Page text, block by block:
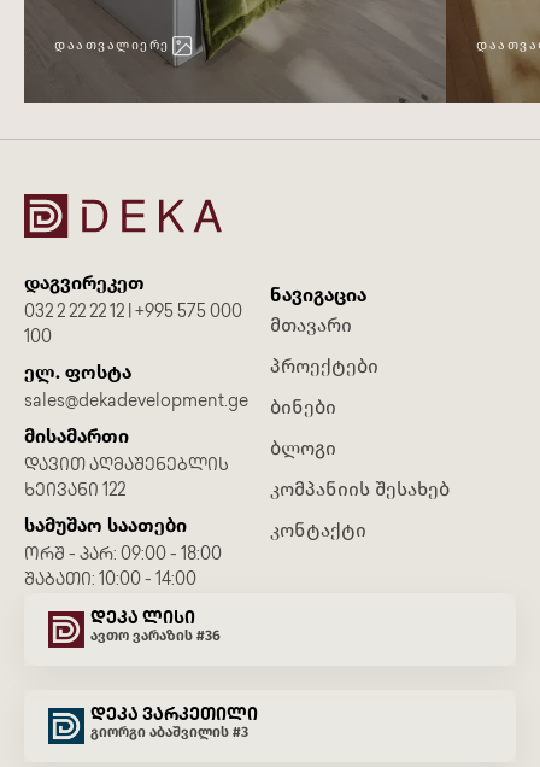
ᲓᲐᲐᲗᲕᲐᲚᲘᲔᲠᲔ
დაგვირეკეთ
032 2 22 22 12 | +995 575 000
100
ელ. ფოსტა
sales@dekadevelopment.ge
მისამართი
ᲓᲐᲕᲘᲗ ᲐᲦᲛᲐᲨᲔᲜᲔᲑᲚᲘᲡ
ᲮᲔᲘᲕᲐᲜᲘ 122
სამუშაო საათები
ᲝᲠᲨ - ᲞᲐᲠ: 09:00 - 18:00
ᲨᲐᲑᲐᲗᲘ: 10:00 - 14:00
ნავიგაცია
მთავარი
პროექტები
ბინები
ბლოგი
კომპანიის შესახებ
კონტაქტი
დეკა ლისი
ავთო ვარაზის #36
დეკა ვარკეთილი
გიორგი აბაშვილის #3